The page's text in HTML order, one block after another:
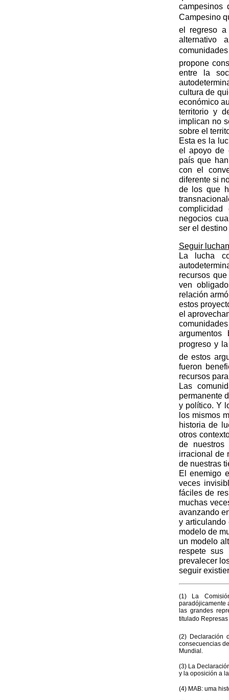
campesinos
Campesino
el regreso
alternativo
propone
entre la
cultura de
económico
territorio y
implican no
sobre el
Esta es la
el apoyo de
país que
con el
diferente si
de los que
negocios
ser el
Seguir
La lucha
recursos
ven
relación
estos
el
progreso y
de estos
fueron
recursos
Las
permanente
y político. Y
los mismos
historia de
otros
de
irracional de
de nuestras
El enemigo
veces
fáciles de
muchas
avanzando
y articulando
modelo de
un modelo
respete
prevalecer
seguir
(1) La
paradójicamente
las grandes
titulado
(2) Declaración
consecuencias
Mundial.
(3) La
y la oposición a
(4) MAB: uma